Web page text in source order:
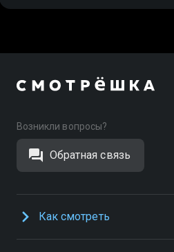
Возникли вопросы?
Обратная связь
Как смотреть